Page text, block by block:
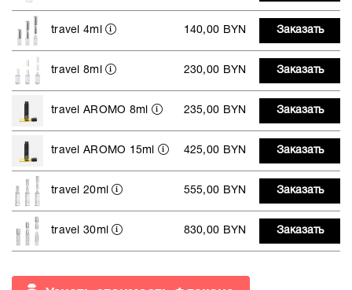
travel 4ml 140,00 BYN Заказать
travel 8ml 230,00 BYN Заказать
travel AROMO 8ml 235,00 BYN Заказать
travel AROMO 15ml 425,00 BYN Заказать
travel 20ml 555,00 BYN Заказать
travel 30ml 830,00 BYN Заказать